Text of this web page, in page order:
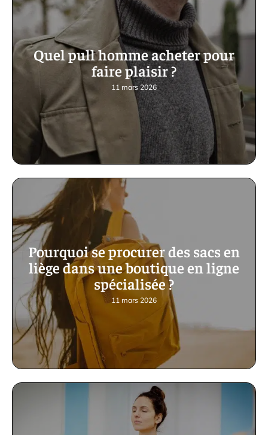
Quel pull homme acheter pour
faire plaisir ?
11 mars 2026
Pourquoi se procurer des sacs en
liège dans une boutique en ligne
spécialisée ?
11 mars 2026